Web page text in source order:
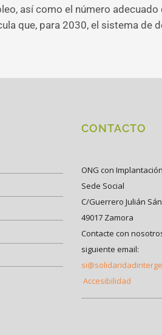
así como el número
que, para 2030, el sistema de
CONTACTO
ONG con
Sede Social
C/Guerrero Julián
49017 Zamora
Contacte con
siguiente email:
Accesibilidad